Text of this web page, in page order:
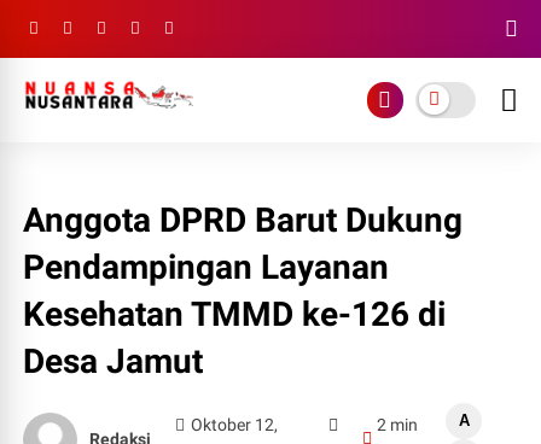
Anggota DPRD Barut Dukung
Pendampingan Layanan
Kesehatan TMMD ke-126 di
Desa Jamut
Redaksi
Oktober 12,
2 min
A